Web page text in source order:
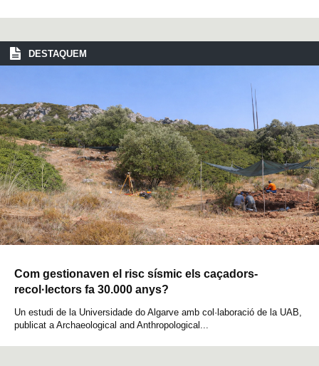
DESTAQUEM
Com gestionaven el risc sísmic els caçadors-
recol·lectors fa 30.000 anys?
Un estudi de la Universidade do Algarve amb col·laboració de la UAB,
publicat a Archaeological and Anthropological...